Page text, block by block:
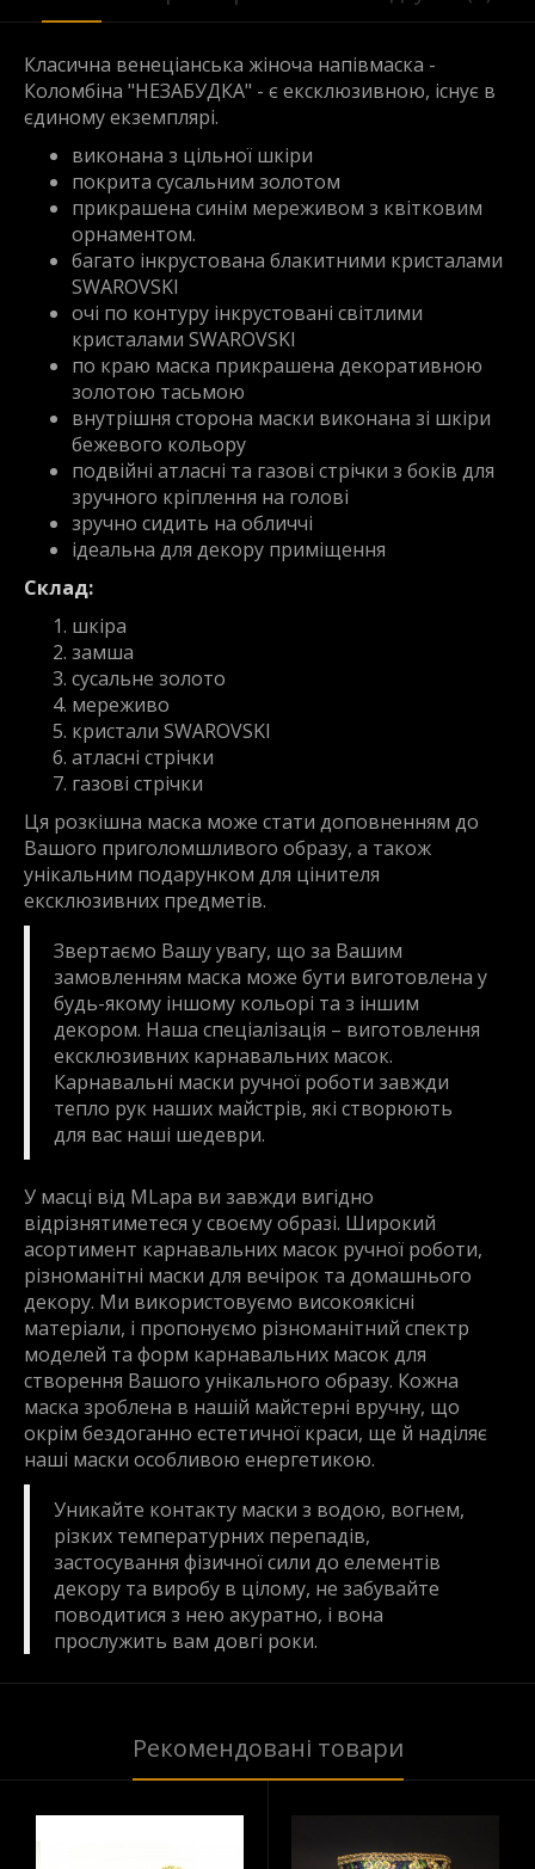
Класична венеціанська жіноча напівмаска -
Коломбіна "НЕЗАБУДКА" - є ексклюзивною, існує в
єдиному екземплярі.
виконана з цільної шкіри
покрита сусальним золотом
прикрашена синім мереживом з квітковим
орнаментом.
багато інкрустована блакитними кристалами
SWAROVSKI
очі по контуру інкрустовані світлими
кристалами SWAROVSKI
по краю маска прикрашена декоративною
золотою тасьмою
внутрішня сторона маски виконана зі шкіри
бежевого кольору
подвійні атласні та газові стрічки з боків для
зручного кріплення на голові
зручно сидить на обличчі
ідеальна для декору приміщення
Склад:
шкіра
замша
сусальне золото
мереживо
кристали SWAROVSKI
атласні стрічки
газові стрічки
Ця розкішна маска може стати доповненням до
Вашого приголомшливого образу, а також
унікальним подарунком для цінителя
ексклюзивних предметів.
Звертаємо Вашу увагу, що за Вашим
замовленням маска може бути виготовлена у
будь-якому іншому кольорі та з іншим
декором. Наша спеціалізація – виготовлення
ексклюзивних карнавальних масок.
Карнавальні маски ручної роботи завжди
тепло рук наших майстрів, які створюють
для вас наші шедеври.
У масці від MLapa ви завжди вигідно
відрізнятиметеся у своєму образі. Широкий
асортимент карнавальних масок ручної роботи,
різноманітні маски для вечірок та домашнього
декору. Ми використовуємо високоякісні
матеріали, і пропонуємо різноманітний спектр
моделей та форм карнавальних масок для
створення Вашого унікального образу. Кожна
маска зроблена в нашій майстерні вручну, що
окрім бездоганно естетичної краси, ще й наділяє
наші маски особливою енергетикою.
Уникайте контакту маски з водою, вогнем,
різких температурних перепадів,
застосування фізичної сили до елементів
декору та виробу в цілому, не забувайте
поводитися з нею акуратно, і вона
прослужить вам довгі роки.
Рекомендовані товари